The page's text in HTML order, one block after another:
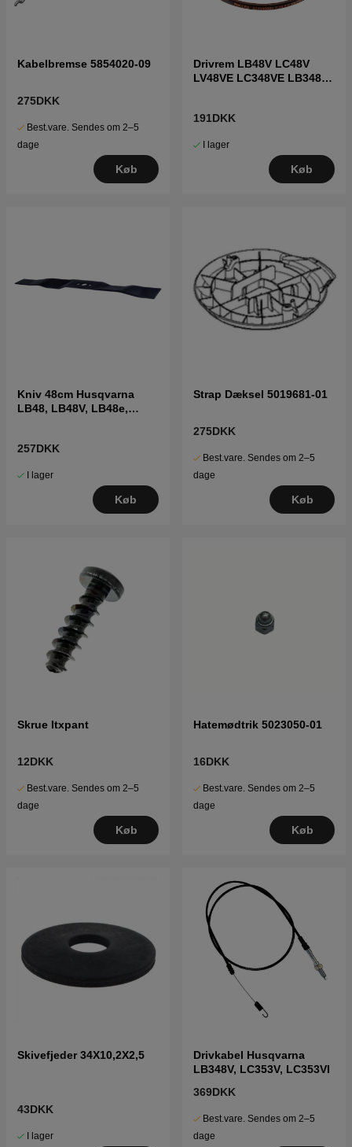
Kabelbremse 5854020-09
275DKK
Best.vare. Sendes om 2–5
dage
Køb
Drivrem LB48V LC48V
LV48VE LC348VE LB348SI
191DKK
I lager
Køb
Kniv 48cm Husqvarna
LB48, LB48V, LB48e,
257DKK
I lager
Køb
Strap Dæksel 5019681-01
275DKK
Best.vare. Sendes om 2–5
dage
Køb
Skrue Itxpant
12DKK
Best.vare. Sendes om 2–5
dage
Køb
Hatemødtrik 5023050-01
16DKK
Best.vare. Sendes om 2–5
dage
Køb
Skivefjeder 34X10,2X2,5
43DKK
I lager
Drivkabel Husqvarna
LB348V, LC353V, LC353VI
369DKK
Best.vare. Sendes om 2–5
dage